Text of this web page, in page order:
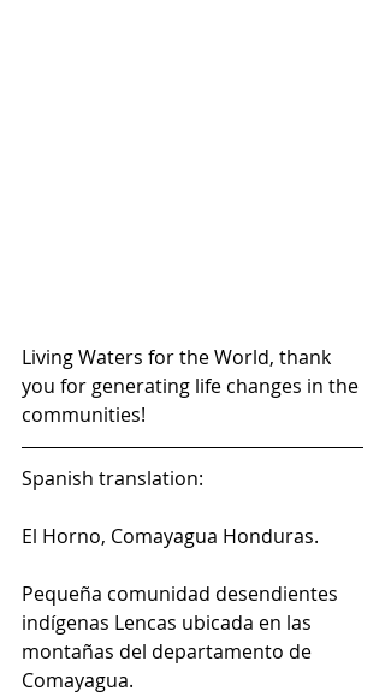
Living Waters for the World, thank
you for generating life changes in the
communities!
Spanish translation:
El Horno, Comayagua Honduras.
Pequeña comunidad desendientes
indígenas Lencas ubicada en las
montañas del departamento de
Comayagua.